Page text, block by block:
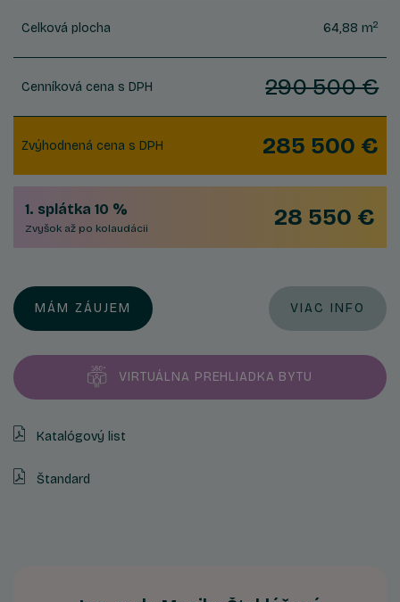
Celková plocha 64,88 m2
Cenníková cena s DPH 290 500 €
Zvýhodnená cena s DPH 285 500 €
1. splátka 10 %
Zvyšok až po kolaudácii 28 550 €
MÁM ZÁUJEM VIAC INFO
VIRTUÁLNA PREHLIADKA BYTU
Katalógový list
Štandard